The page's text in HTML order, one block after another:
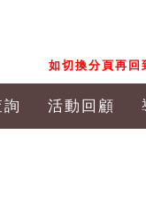
如切換分頁再回
活動回顧